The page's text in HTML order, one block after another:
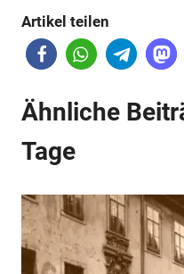
Artikel teilen
Ähnliche
Tage